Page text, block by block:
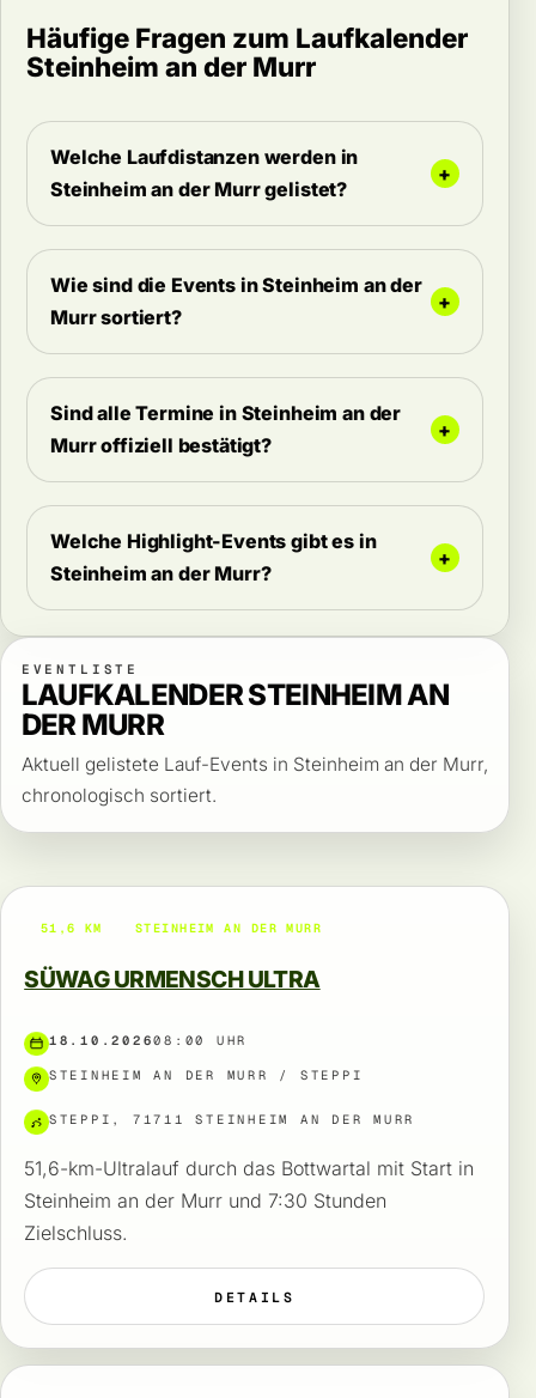
Häufige Fragen zum Laufkalender
Steinheim an der Murr
Welche Laufdistanzen werden in
Steinheim an der Murr gelistet?
Wie sind die Events in Steinheim an der
Murr sortiert?
Sind alle Termine in Steinheim an der
Murr offiziell bestätigt?
Welche Highlight-Events gibt es in
Steinheim an der Murr?
EVENTLISTE
LAUFKALENDER STEINHEIM AN
DER MURR
Aktuell gelistete Lauf-Events in Steinheim an der Murr,
chronologisch sortiert.
51,6 KM STEINHEIM AN DER MURR
SÜWAG URMENSCH ULTRA
18.10.202608:00 UHR
STEINHEIM AN DER MURR / STEPPI
STEPPI, 71711 STEINHEIM AN DER MURR
51,6-km-Ultralauf durch das Bottwartal mit Start in
Steinheim an der Murr und 7:30 Stunden
Zielschluss.
DETAILS